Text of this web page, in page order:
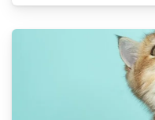
speelse en liefdevolle
geweldige keuze. In dit